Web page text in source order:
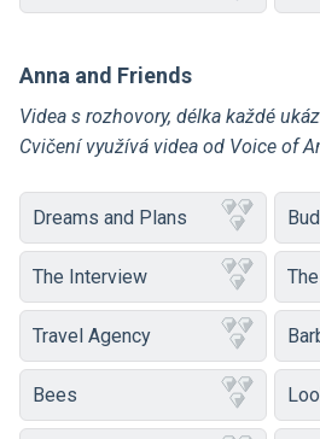
Anna and Friends
Videa s rozhovory, délka každé
Cvičení využívá videa od Voice of
Dreams and Plans
The Interview
Travel Agency
Bees